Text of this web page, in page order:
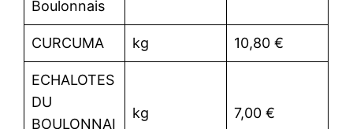
Boulonnais
CURCUMA kg 10,80 €
ECHALOTES
DU
BOULONNAI
kg 7,00 €